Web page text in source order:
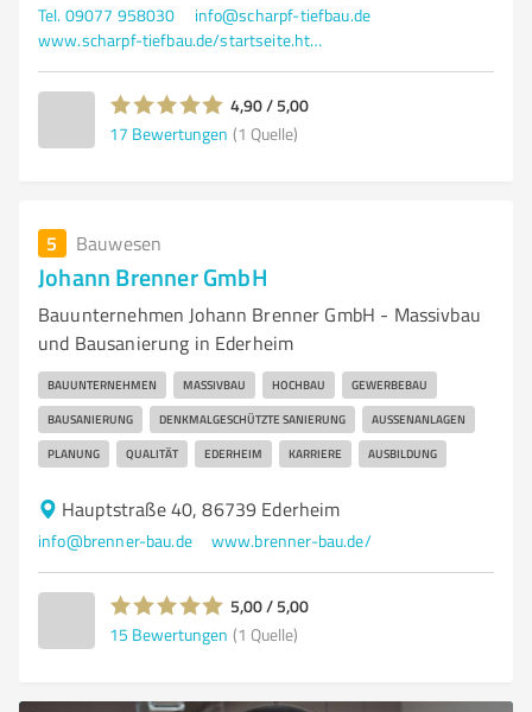
Tel. 09077 958030
info@scharpf-tiefbau.de
www.scharpf-tiefbau.de/startseite.html
4,90 / 5,00
17 Bewertungen (1 Quelle)
5 Bauwesen
Johann Brenner GmbH
Bauunternehmen Johann Brenner GmbH - Massivbau
und Bausanierung in Ederheim
BAUUNTERNEHMEN MASSIVBAU HOCHBAU GEWERBEBAU
BAUSANIERUNG DENKMALGESCHÜTZTE SANIERUNG AUSSENANLAGEN
PLANUNG QUALITÄT EDERHEIM KARRIERE AUSBILDUNG
Hauptstraße 40, 86739 Ederheim
info@brenner-bau.de www.brenner-bau.de/
5,00 / 5,00
15 Bewertungen (1 Quelle)